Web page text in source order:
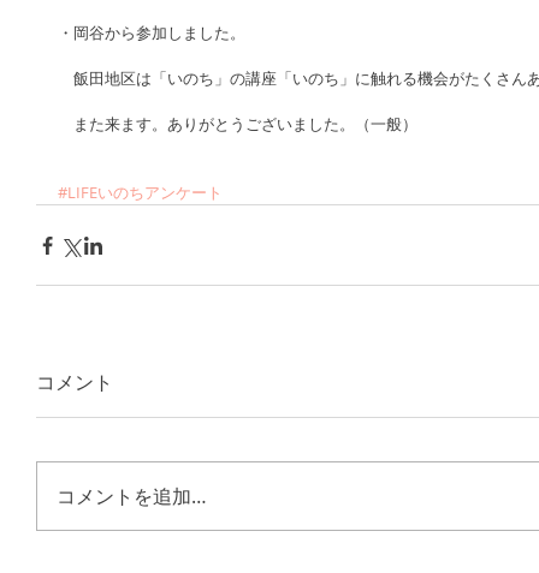
・岡谷から参加しました。
飯田地区は「いのち」の講座「いのち」に触れる機会がたくさん
また来ます。ありがとうございました。（一般）
#LIFEいのちアンケート
コメント
コメントを追加…